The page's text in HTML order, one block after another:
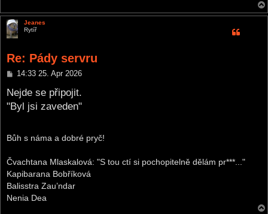
Jeanes
Rytíř
Re: Pády servru
P
s
14:33 25. Apr 2026
Nejde se připojit.
"Byl jsi zaveden"
Bůh s náma a dobré pryč!
Čvachtana Mlaskalová: "S tou ctí si pochopitelně dělám pr***..."
Kapibarana Bobříková
Balisstra Zau’ndar
Nenia Dea